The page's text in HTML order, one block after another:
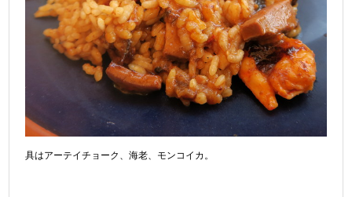
具はアーテイチョーク、海老、モンコイカ。